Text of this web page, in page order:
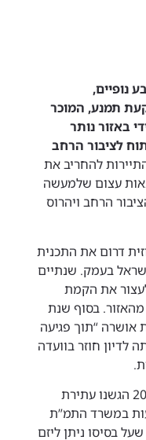
נופיים,
תמנע, המוכר
באזור נותר
לציבור הרחב
להחריב את
עצום שלמעשה
הרחב ויהרוס
דרום את התכנית
בעמק. שנתיים
את הקמת
בסוף שנת
אושרה “תוך פגיעה
לדיון חוזר בוועדה
אך המאבק לא תם בזה. בשנת 2010 הגשנו עתירת
במשרד התמ”ת
בסיסו ניתן ליזם